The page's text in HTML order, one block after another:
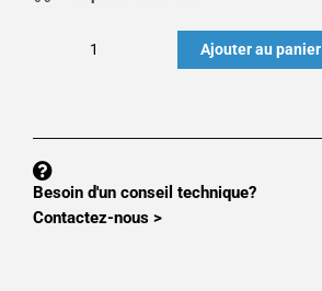
CABLE
Ajouter au panier
Besoin d'un conseil technique?
Contactez-nous >